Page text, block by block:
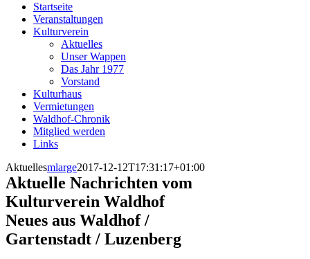
Startseite
Veranstaltungen
Kulturverein
Aktuelles
Unser Wappen
Das Jahr 1977
Vorstand
Kulturhaus
Vermietungen
Waldhof-Chronik
Mitglied werden
Links
Aktuellesmlarge2017-12-12T17:31:17+01:00
Aktuelle Nachrichten vom
Kulturverein Waldhof
Neues aus Waldhof /
Gartenstadt / Luzenberg